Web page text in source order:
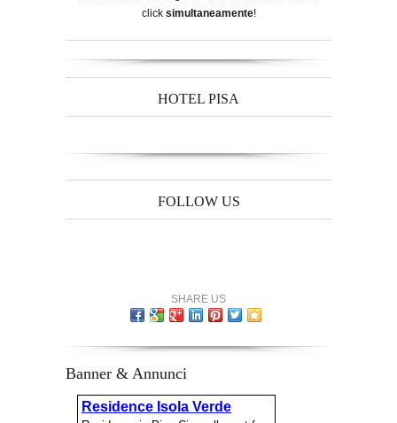
click simultaneamente!
HOTEL PISA
FOLLOW US
SHARE US
Banner & Annunci